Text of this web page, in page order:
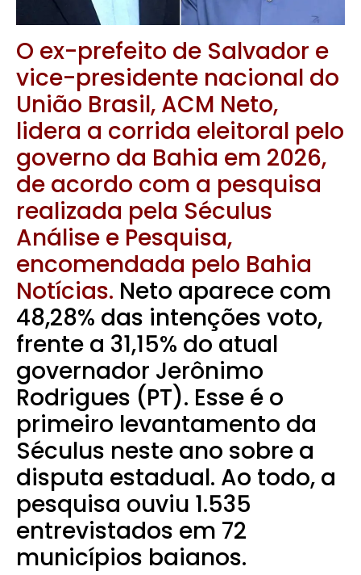
O ex-prefeito de Salvador e
vice-presidente nacional do
União Brasil, ACM Neto,
lidera a corrida eleitoral pelo
governo da Bahia em 2026,
de acordo com a pesquisa
realizada pela Séculus
Análise e Pesquisa,
encomendada pelo Bahia
Notícias. Neto aparece com
48,28% das intenções voto,
frente a 31,15% do atual
governador Jerônimo
Rodrigues (PT). Esse é o
primeiro levantamento da
Séculus neste ano sobre a
disputa estadual. Ao todo, a
pesquisa ouviu 1.535
entrevistados em 72
municípios baianos.